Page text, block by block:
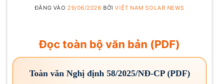
ĐĂNG VÀO 29/06/2026 BỞIVIỆT NAM SOLAR NEWS
Đọc toàn bộ văn bản (PDF)
Toàn văn Nghị định 58/2025/NĐ-CP (PDF)